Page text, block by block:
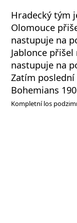
Hradecký tým
Olomouce
nastupuje na
Jablonce
nastupuje na
Zatím poslední
Bohemians
Kompletní los